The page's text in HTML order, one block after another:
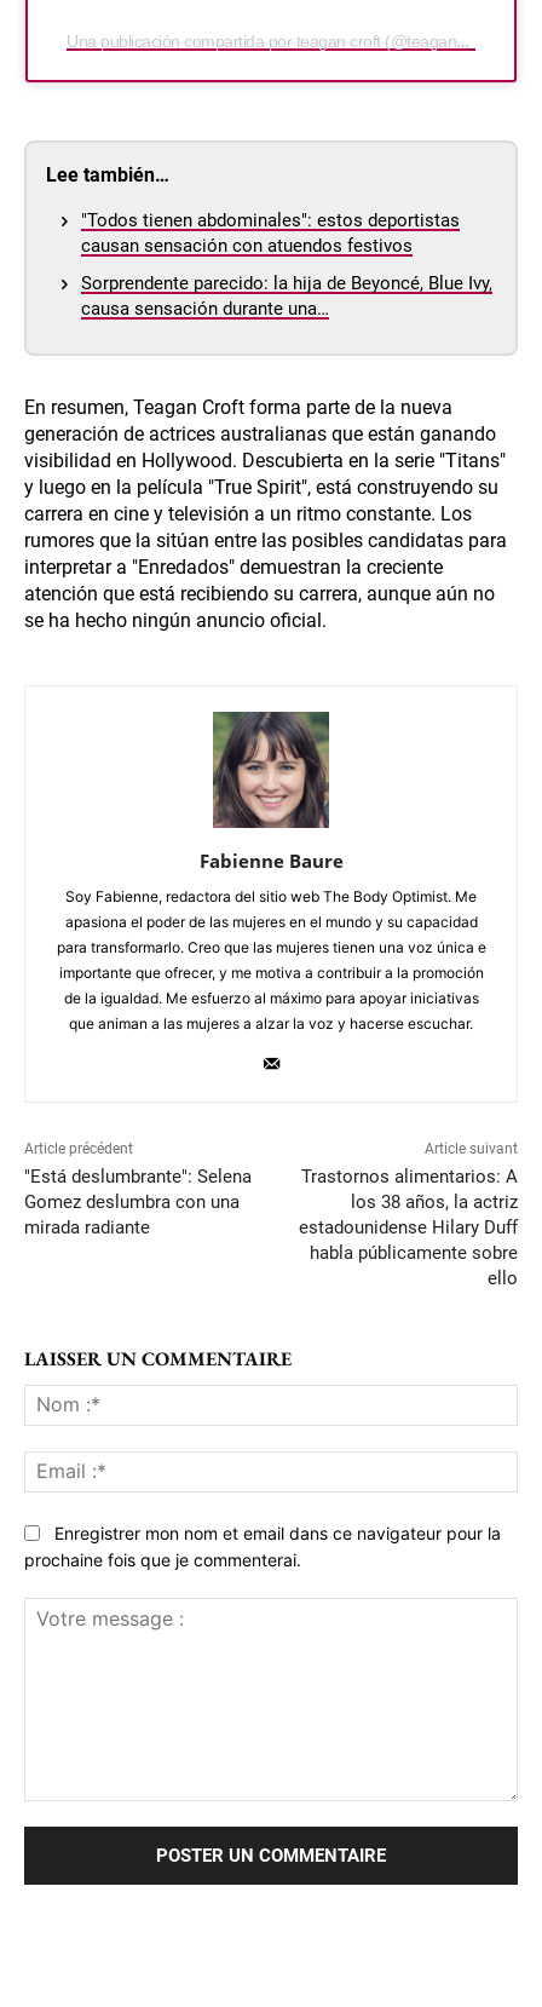
Una publicación compartida por teagan croft (@teagancroft)
Lee también…
"Todos tienen abdominales": estos deportistas
causan sensación con atuendos festivos
Sorprendente parecido: la hija de Beyoncé, Blue Ivy,
causa sensación durante una…
En resumen, Teagan Croft forma parte de la nueva
generación de actrices australianas que están ganando
visibilidad en Hollywood. Descubierta en la serie "Titans"
y luego en la película "True Spirit", está construyendo su
carrera en cine y televisión a un ritmo constante. Los
rumores que la sitúan entre las posibles candidatas para
interpretar a "Enredados" demuestran la creciente
atención que está recibiendo su carrera, aunque aún no
se ha hecho ningún anuncio oficial.
Fabienne Baure
Soy Fabienne, redactora del sitio web The Body Optimist. Me
apasiona el poder de las mujeres en el mundo y su capacidad
para transformarlo. Creo que las mujeres tienen una voz única e
importante que ofrecer, y me motiva a contribuir a la promoción
de la igualdad. Me esfuerzo al máximo para apoyar iniciativas
que animan a las mujeres a alzar la voz y hacerse escuchar.
Article précédent
"Está deslumbrante": Selena
Gomez deslumbra con una
mirada radiante
Article suivant
Trastornos alimentarios: A
los 38 años, la actriz
estadounidense Hilary Duff
habla públicamente sobre
ello
LAISSER UN COMMENTAIRE
:*
:*
Enregistrer mon nom et email dans ce navigateur pour la
prochaine fois que je commenterai.